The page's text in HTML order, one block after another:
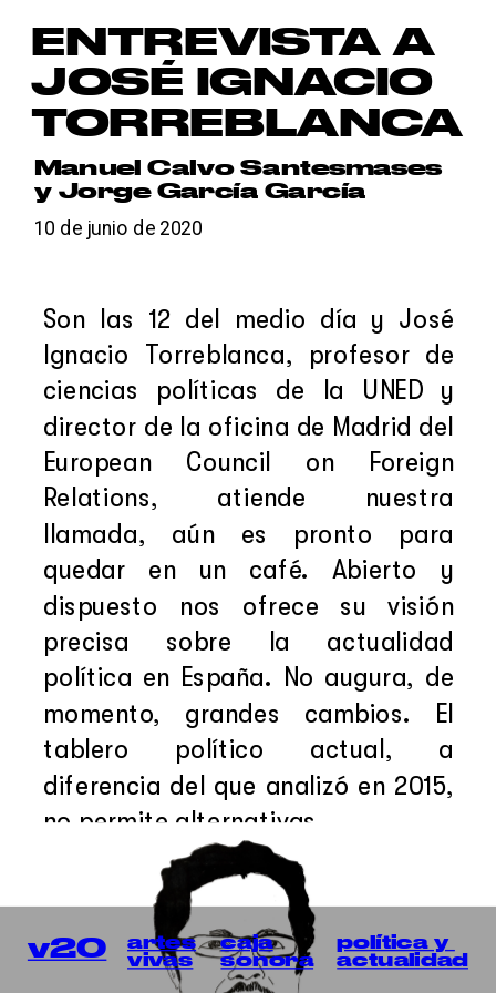
v20
política y
actualidad
caja
sonora
artes
vivas
ENTREVISTA A
JOSÉ IGNACIO
TORREBLANCA
Manuel Calvo Santesmases
y Jorge García García
10 de junio de 2020
Son las 12 del medio día y José
Ignacio Torreblanca, profesor de
ciencias políticas de la UNED y
director de la oficina de Madrid del
European Council on Foreign
Relations, atiende nuestra
llamada, aún es pronto para
quedar en un café. Abierto y
dispuesto nos ofrece su visión
precisa sobre la actualidad
política en España. No augura, de
momento, grandes cambios. El
tablero político actual, a
diferencia del que analizó en 2015,
no permite alternativas.